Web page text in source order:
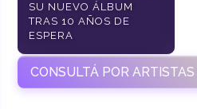
SU NUEVO ÁLBUM
TRAS 10 AÑOS DE
ESPERA
CONSULTÁ POR